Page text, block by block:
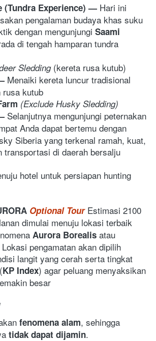
(Tundra Experience) — Hari ini
pengalaman budaya khas suku
dengan mengunjungi Saami
di tengah hamparan tundra
Sledding
Menaiki kereta luncur tradisional
kutub
Anda dapat bertemu dengan
Siberia yang terkenal ramah, kuat,
transportasi di daerah bersalju
hotel untuk persiapan hunting
Optional Tour Estimasi 2100
dimulai menuju lokasi terbaik
Aurora Borealis atau
pengamatan akan dipilih
langit yang cerah serta tingkat
KP Index) agar peluang menyaksikan
besar
fenomena alam, sehingga
tidak dapat dijamin.